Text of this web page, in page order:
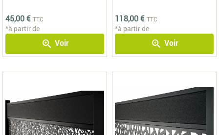
45,00 € TTC
*à partir de
zoom_in Voir
118,00 € TTC
*à partir de
zoom_in Voir